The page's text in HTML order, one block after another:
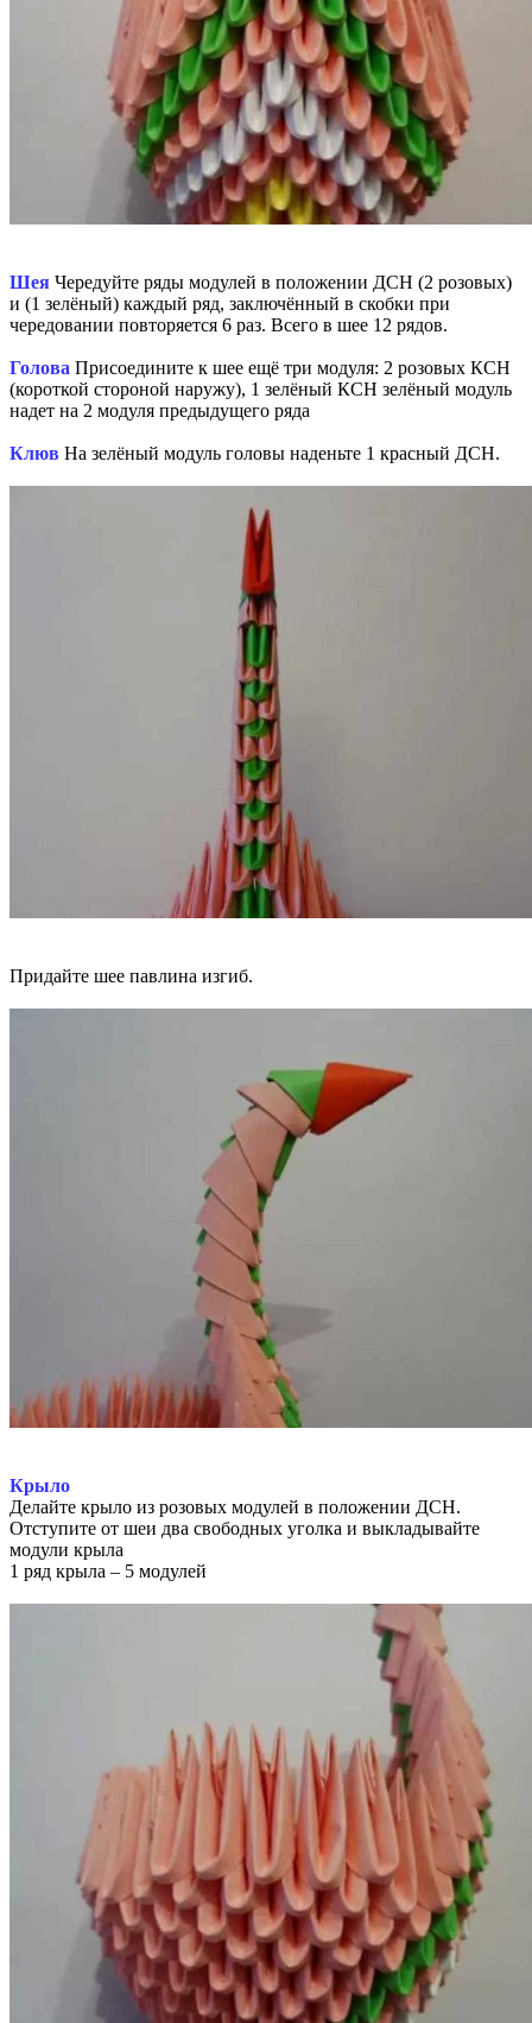
Шея Чередуйте ряды модулей в положении ДСН (2 розовых)
и (1 зелёный) каждый ряд, заключённый в скобки при
чередовании повторяется 6 раз. Всего в шее 12 рядов.
Голова Присоедините к шее ещё три модуля: 2 розовых КСН
(короткой стороной наружу), 1 зелёный КСН зелёный модуль
надет на 2 модуля предыдущего ряда
Клюв На зелёный модуль головы наденьте 1 красный ДСН.
Придайте шее павлина изгиб.
Крыло
Делайте крыло из розовых модулей в положении ДСН.
Отступите от шеи два свободных уголка и выкладывайте
модули крыла
1 ряд крыла – 5 модулей